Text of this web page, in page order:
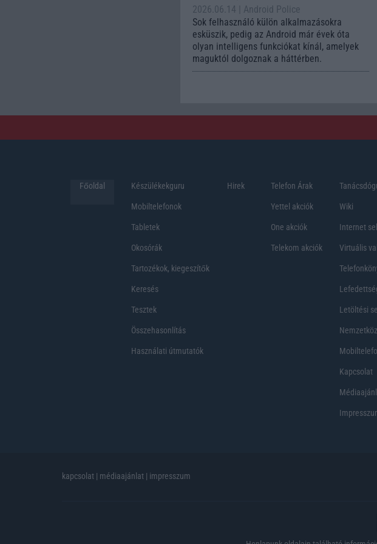
2026.06.14
| Android Police
Sok felhasználó külön alkalmazásokra
esküszik, pedig az Android már évek óta
olyan intelligens funkciókat kínál, amelyek
maguktól dolgoznak a háttérben.
Főoldal Készülékekguru
Mobiltelefonok
Tabletek
Okosórák
Tartozékok, kiegeszítők
Keresés
Tesztek
Összehasonlítás
Használati útmutatók
Hirek Telefon Árak
Yettel akciók
One akciók
Telekom akciók
Wiki
Internet
Virtuális
Letöltési
Kapcsolat
kapcsolat | médiaajánlat | impresszum